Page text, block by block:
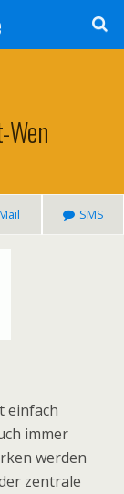
Wen
SMS
einfach
immer
werden
zentrale